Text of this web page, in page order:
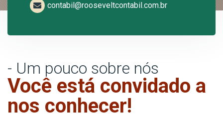
contabil@rooseveltcontabil.com.br
- Um pouco sobre nós
Você está convidado a
nos conhecer!